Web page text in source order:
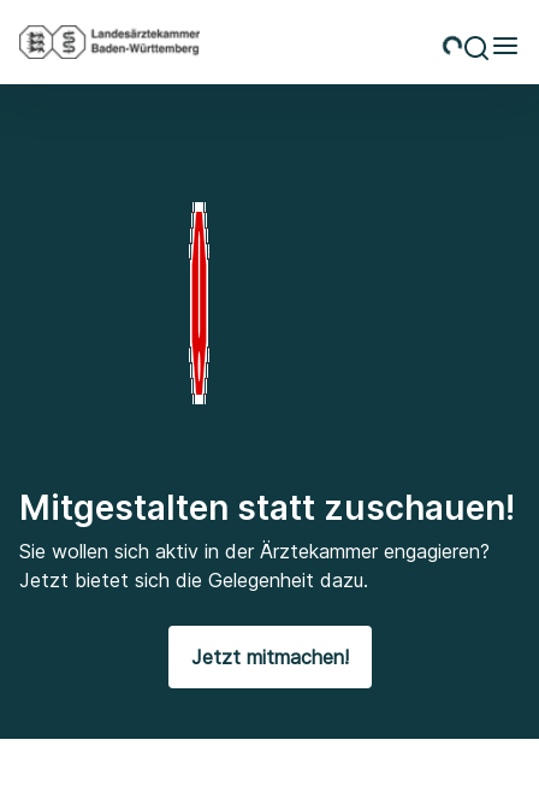
Mitgestalten statt zuschauen!
Sie wollen sich aktiv in der Ärztekammer engagieren?
Jetzt bietet sich die Gelegenheit dazu.
Jetzt mitmachen!